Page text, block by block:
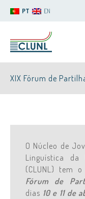
PT EN
CLUNL
XIX Fórum de
O Núcleo de
Linguística da
(CLUNL) tem
Fórum de
dias 10 e 11 de